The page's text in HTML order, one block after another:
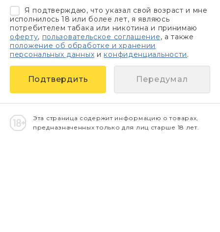
Я подтверждаю, что указал свой возраст и мне
исполнилось 18 или более лет, я являюсь
потребителем табака или никотина и принимаю
оферту, пользовательское соглашение, а также
положение об обработке и хранении
персональных данных и конфиденциальности.
Передумал
Эта страница содержит информацию о товарах,
предназначенных только для лиц старше 18 лет.